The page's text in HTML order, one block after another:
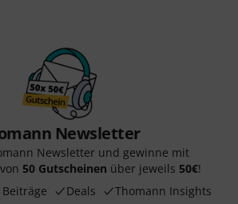
Newsletter
Newsletter und gewinne mit
50 Gutscheinen über jeweils 50€!
Deals Thomann Insights